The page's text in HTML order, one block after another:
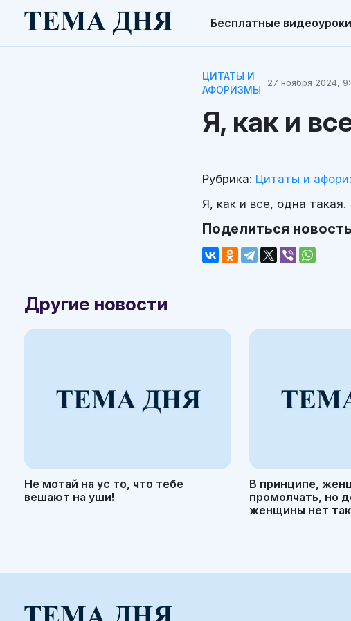
Бесплатные видеоуроки
ЦИТАТЫ И
АФОРИЗМЫ
27 ноября 2024,
Я, как и
Рубрика: Цитаты и
Я, как и все, одна такая.
Поделиться
Другие новости
Не мотай на ус то, что тебе
вешают на уши!
В принципе,
промолчать, но
женщины нет